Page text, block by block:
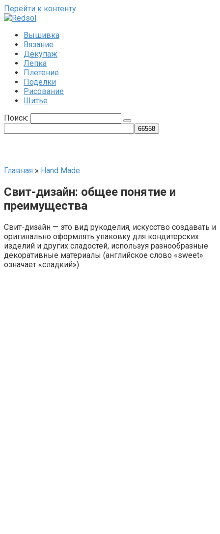
Перейти к контенту
Вышивка
Вязание
Декупаж
Лепка
Плетение
Поделки
Рисование
Шитье
Поиск:
Главная » Hand Made
Свит-дизайн: общее понятие и
преимущества
Свит-дизайн — это вид рукоделия, искусство создавать и
оригинально оформлять упаковку для кондитерских
изделий и других сладостей, используя разнообразные
декоративные материалы (английское слово «sweet»
означает «сладкий»).